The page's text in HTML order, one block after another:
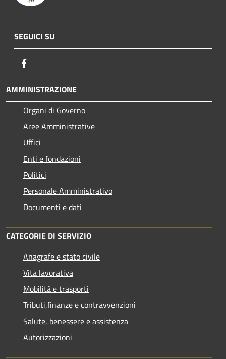
SEGUICI SU
AMMINISTRAZIONE
Organi di Governo
Aree Amministrative
Uffici
Enti e fondazioni
Politici
Personale Amministrativo
Documenti e dati
CATEGORIE DI SERVIZIO
Anagrafe e stato civile
Vita lavorativa
Mobilità e trasporti
Tributi,finanze e contravvenzioni
Salute, benessere e assistenza
Autorizzazioni